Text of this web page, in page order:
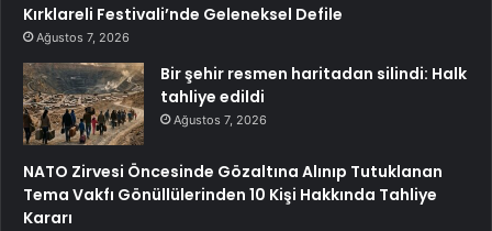
Kırklareli Festivali’nde Geleneksel Defile
Ağustos 7, 2026
Bir şehir resmen haritadan silindi: Halk
tahliye edildi
Ağustos 7, 2026
NATO Zirvesi Öncesinde Gözaltına Alınıp Tutuklanan
Tema Vakfı Gönüllülerinden 10 Kişi Hakkında Tahliye
Kararı